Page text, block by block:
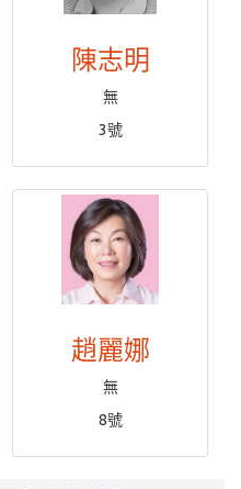
陳志明
無
3號
趙麗娜
無
8號